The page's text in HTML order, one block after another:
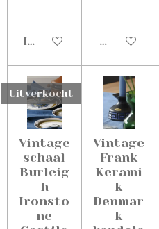
In winkelwagenUitverkocht
Uitverkocht
Vintage
schaal
Burleig
h
Ironsto
ne
Vintage
Frank
Kerami
k
Denmar
k